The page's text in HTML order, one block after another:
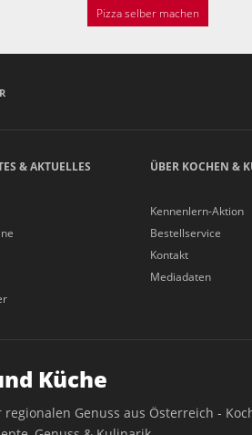
Pizza selber machen
& AKTUELLES ÜBER KOCHEN &
Kennenlern-Aktion
Bestellservice
Kontakt
Mediadaten
Küche
regionalen Genuss aus Österreich -